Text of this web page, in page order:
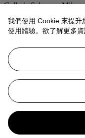
Galleria Schwarz, Milano
Acquis lors de cette
出版
更多詳情
'KOUPRIANOV,
SOUTERAIN DU
PORTRAIT OF
AND INSCRIBED ON
OVERLAP; OIL ON
更多來自 當代
我們使用 Cookie 來提升
使用體驗。欲了解更多